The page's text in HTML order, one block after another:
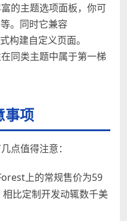
的主题选项面板，你可
。同时它兼容
构建自定义页面。
同类主题中属于第一梯
事项
点值得注意：
上的常规售价为59
比定制开发动辄数千美